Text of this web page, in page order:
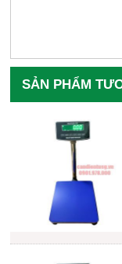
SẢN PHẨM